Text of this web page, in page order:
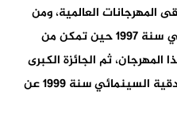
المهرجانات العالمية، ومن
أبرزها مهرجان كان السينمائي في سنة 1997 حين تمكن من
المهرجان، ثم الجائزة الكبرى
للجنة التحكيم في مهرجان البندقية السينمائي سنة 1999 عن